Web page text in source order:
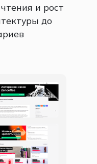
и рост
до